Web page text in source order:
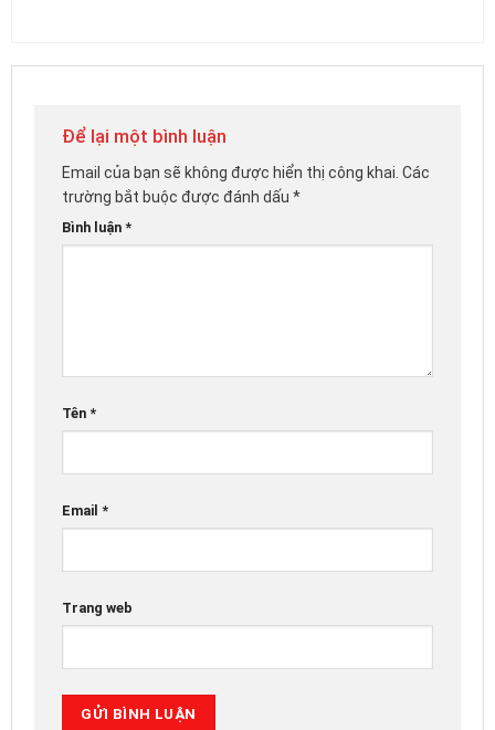
Để lại một bình luận
Email của bạn sẽ không được hiển thị công khai. Các
trường bắt buộc được đánh dấu *
Bình luận *
Tên *
Email *
Trang web